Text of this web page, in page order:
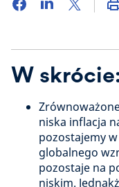
W
niska inflacja
pozostajemy
globalnego
pozostaje na
niskim.